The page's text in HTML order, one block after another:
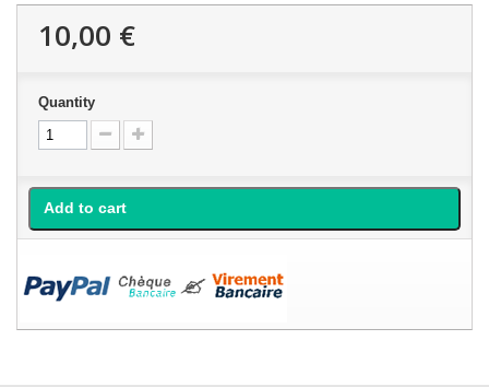
10,00 €
Quantity
Add to cart